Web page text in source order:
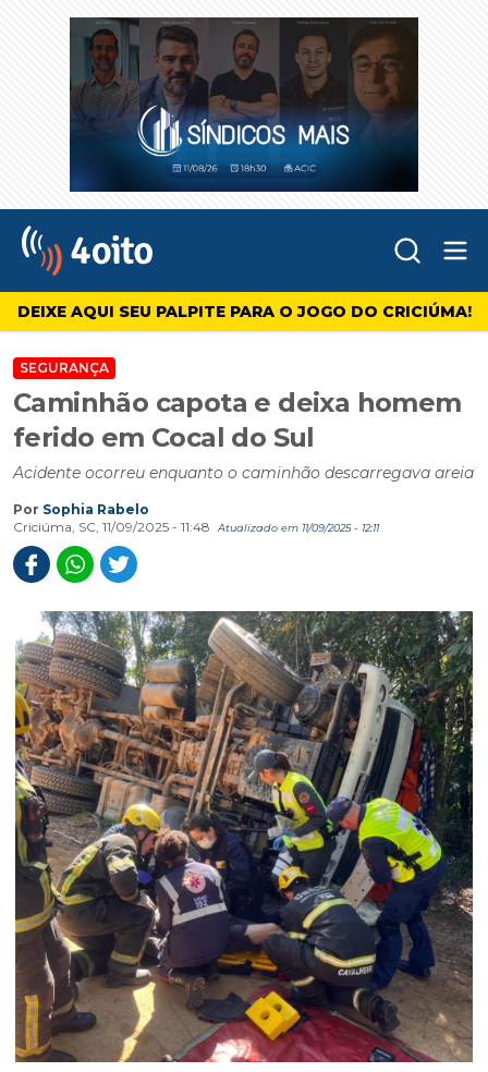
4oito
DEIXE AQUI SEU PALPITE PARA O JOGO DO CRICIÚMA!
SEGURANÇA
Caminhão capota e deixa homem
ferido em Cocal do Sul
Acidente ocorreu enquanto o caminhão descarregava areia
Por Sophia Rabelo
Criciúma, SC, 11/09/2025 - 11:48
Atualizado em 11/09/2025 - 12:11